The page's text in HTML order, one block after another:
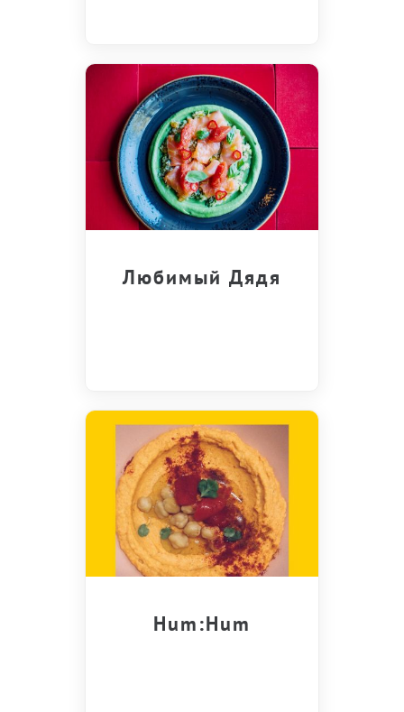
Любимый Дядя
Hum:Hum